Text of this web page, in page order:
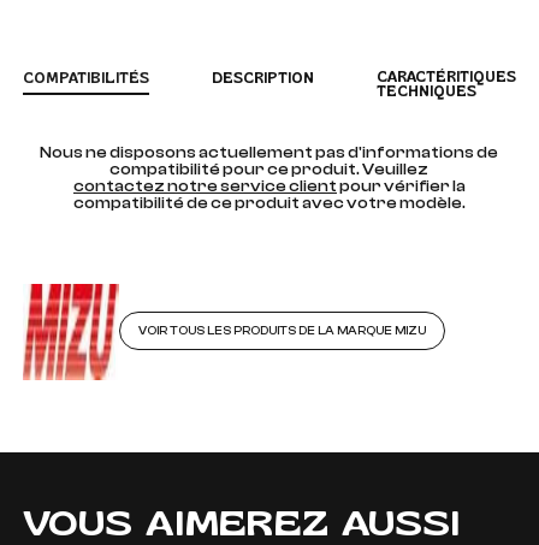
COMPATIBILITÉS DESCRIPTION
CARACTÉRITIQUES
TECHNIQUES
Nous ne disposons actuellement pas d'informations de
compatibilité pour ce produit. Veuillez
contactez notre service clientpour vérifier la
compatibilité de ce produit avec votre modèle.
VOIR TOUS LES PRODUITS DE LA MARQUE MIZU
VOUS AIMEREZ AUSSI